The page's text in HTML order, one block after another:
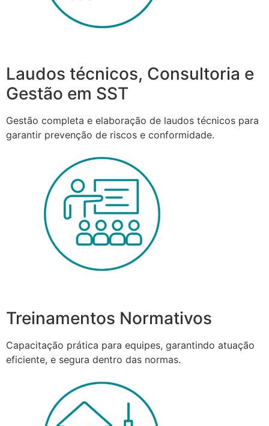
Laudos técnicos, Consultoria e
Gestão em SST
Gestão completa e elaboração de laudos técnicos para
garantir prevenção de riscos e conformidade.
Treinamentos Normativos
Capacitação prática para equipes, garantindo atuação
eficiente, e segura dentro das normas.